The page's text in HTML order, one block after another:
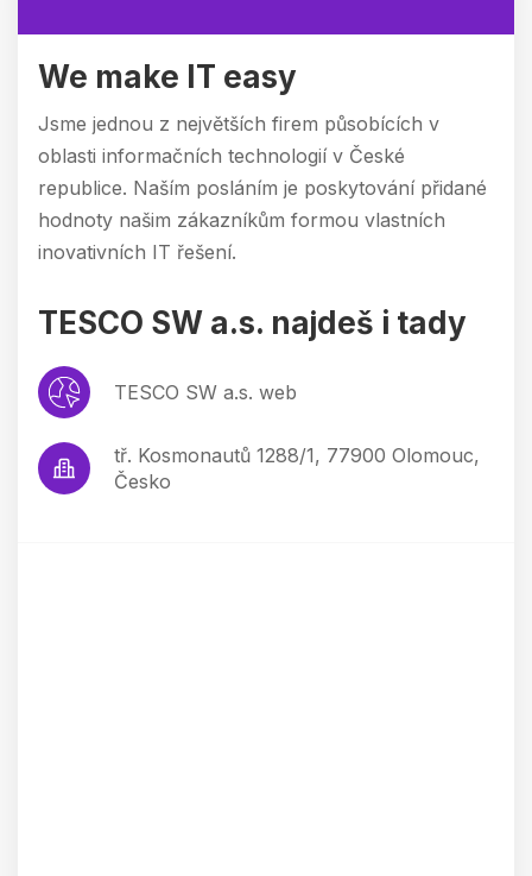
We make IT easy
Jsme jednou z největších firem působících v
oblasti informačních technologií v České
republice. Naším posláním je poskytování přidané
hodnoty našim zákazníkům formou vlastních
inovativních IT řešení.
TESCO SW a.s. najdeš i tady
TESCO SW a.s. web
tř. Kosmonautů 1288/1, 77900 Olomouc,
Česko